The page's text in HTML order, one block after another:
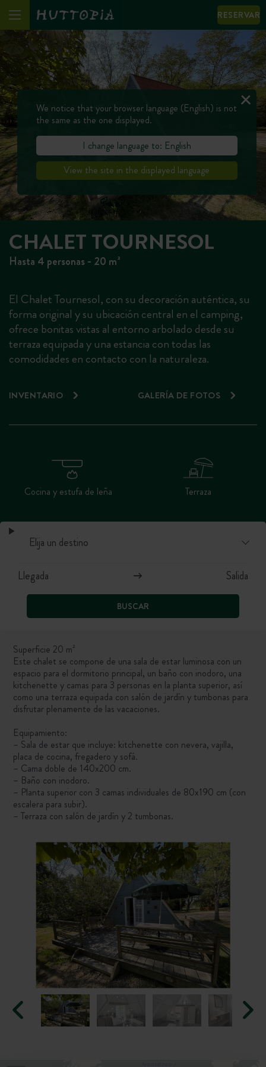
RESERVAR
CHALET TOURNESOL
Hasta 4 personas - 20 m²
El Chalet Tournesol, con su decoración auténtica, su
forma original y su ubicación central en el camping,
ofrece bonitas vistas al entorno arbolado desde su
terraza equipada y una estancia con todas las
comodidades en contacto con la naturaleza.
INVENTARIO GALERÍA DE FOTOS
Cocina y estufa de leña Terraza
BUSCAR
Superficie 20 m²
Este chalet se compone de una sala de estar luminosa con un
espacio para el dormitorio principal, un baño con inodoro, una
kitchenette y camas para 3 personas en la planta superior, así
como una terraza equipada con salón de jardín y tumbonas para
disfrutar plenamente de las vacaciones.
Equipamiento:
– Sala de estar que incluye: kitchenette con nevera, vajilla,
placa de cocina, fregadero y sofá.
– Cama doble de 140x200 cm.
– Baño con inodoro.
– Planta superior con 3 camas individuales de 80x190 cm (con
escalera para subir).
– Terraza con salón de jardín y 2 tumbonas.
We notice that your browser language (English) is not
the same as the one displayed.
I change language to: English
View the site in the displayed language